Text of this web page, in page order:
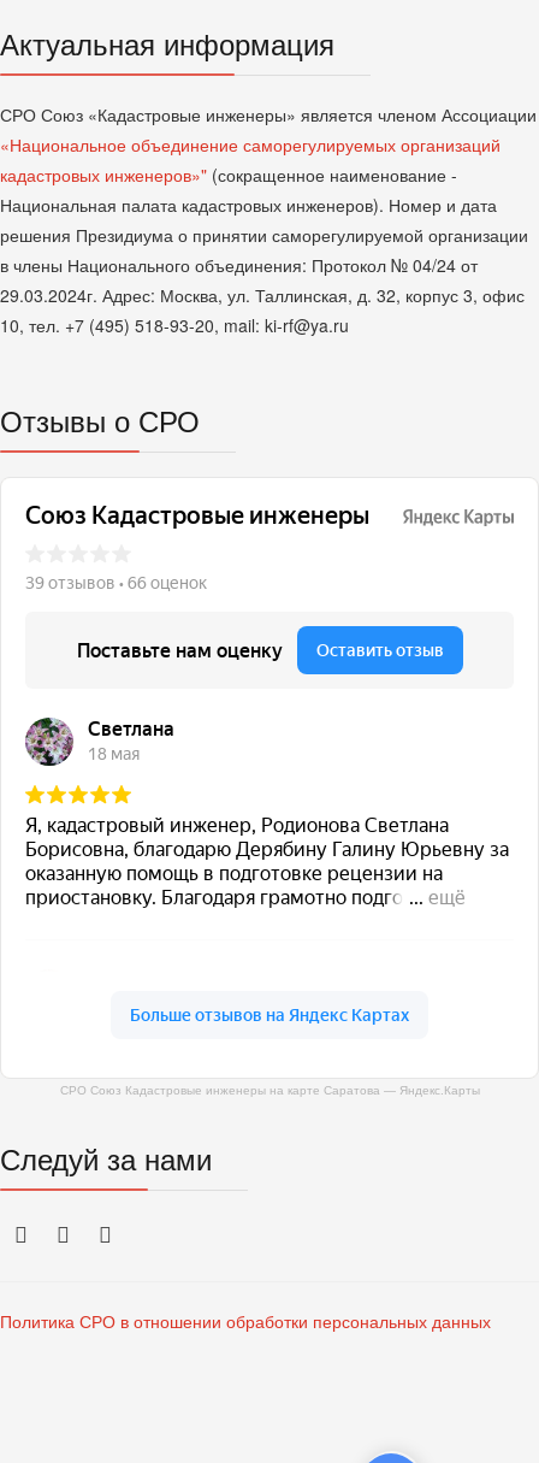
Актуальная информация
СРО Союз «Кадастровые инженеры» является членом Ассоциации
«Национальное объединение саморегулируемых организаций
кадастровых инженеров»" (сокращенное наименование -
Национальная палата кадастровых инженеров). Номер и дата
решения Президиума о принятии саморегулируемой организации
в члены Национального объединения: Протокол № 04/24 от
29.03.2024г. Адрес: Москва, ул. Таллинская, д. 32, корпус 3, офис
10, тел. +7 (495) 518-93-20, mail: ki-rf@ya.ru
Отзывы о СРО
СРО Союз Кадастровые инженеры на карте Саратова — Яндекс.Карты
Следуй за нами
Политика СРО в отношении обработки персональных данных